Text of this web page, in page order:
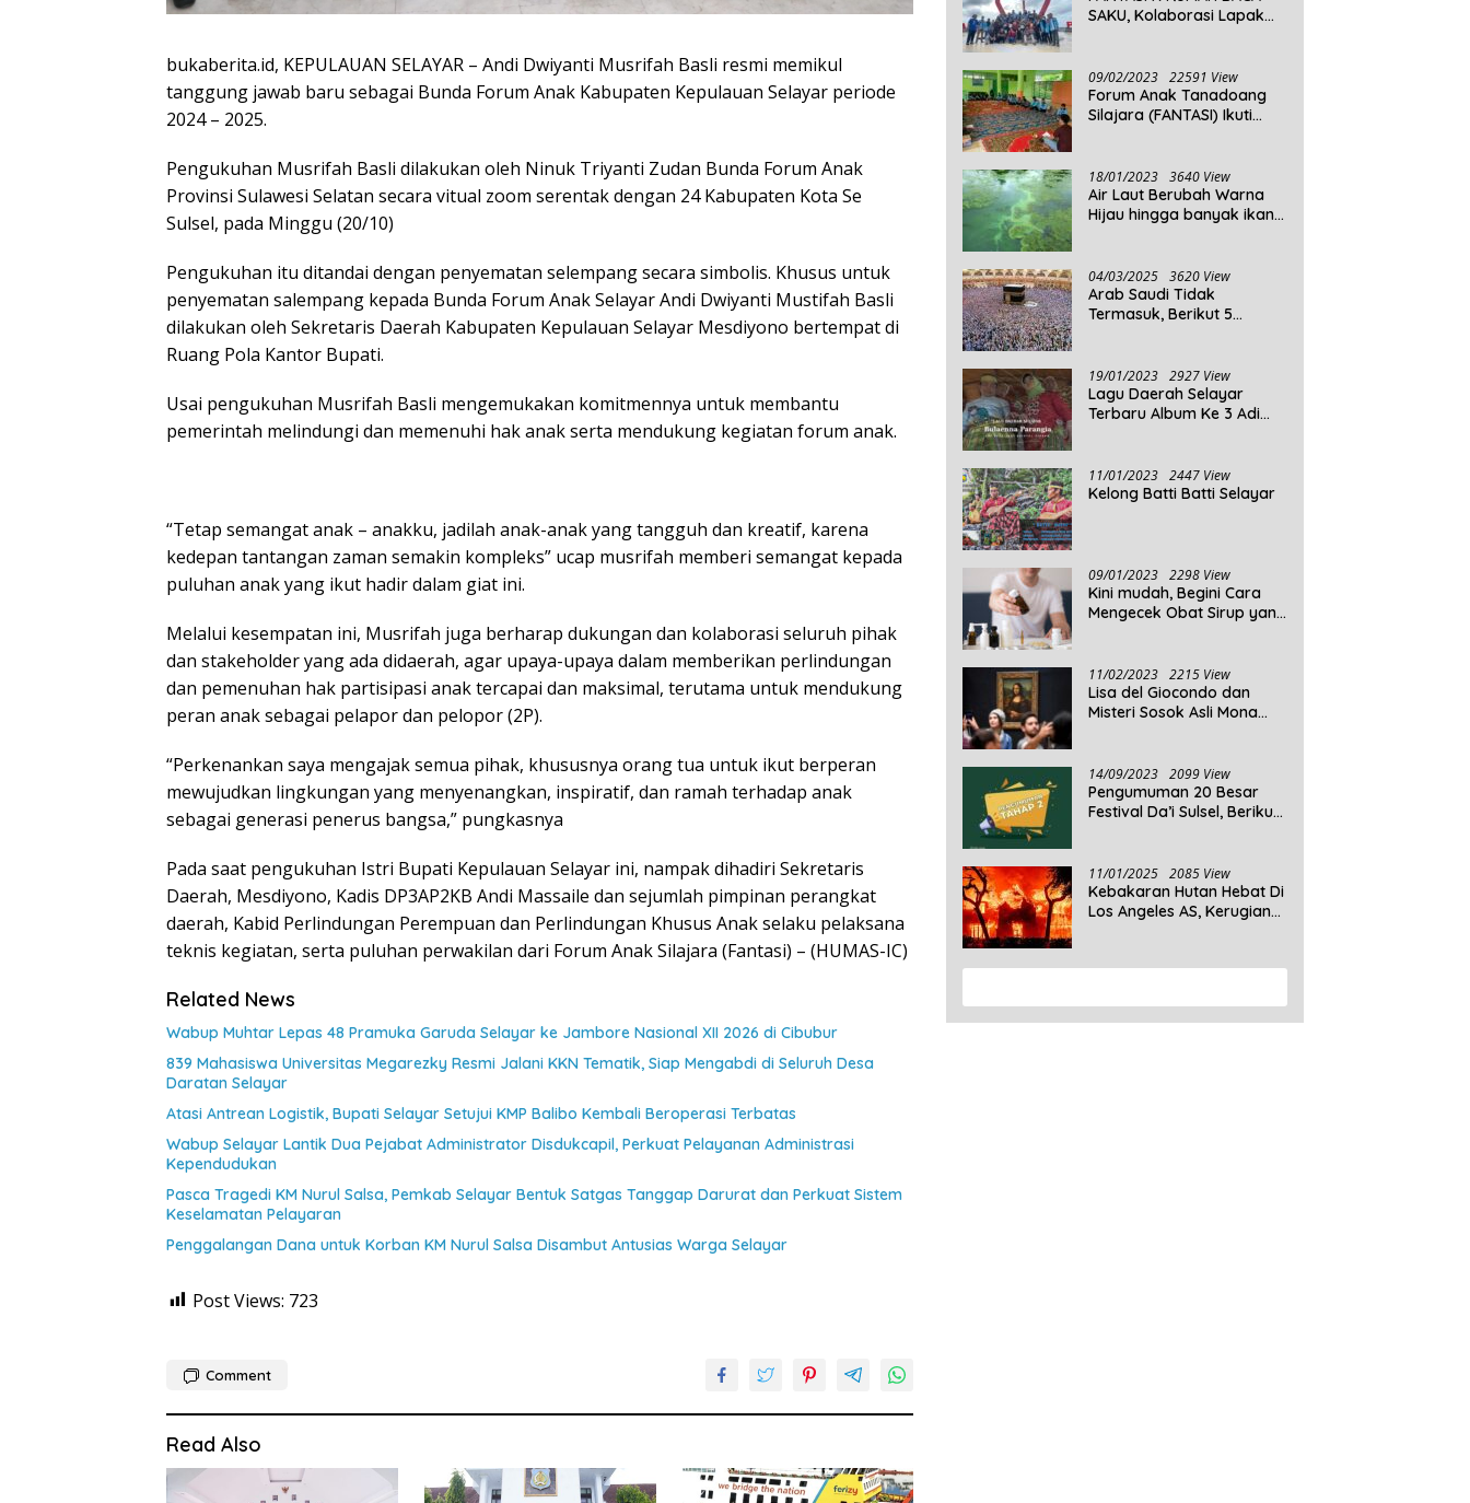
bukaberita.id, KEPULAUAN SELAYAR – Andi Dwiyanti Musrifah Basli resmi memikul
tanggung jawab baru sebagai Bunda Forum Anak Kabupaten Kepulauan Selayar periode
2024 – 2025.
Pengukuhan Musrifah Basli dilakukan oleh Ninuk Triyanti Zudan Bunda Forum Anak
Provinsi Sulawesi Selatan secara vitual zoom serentak dengan 24 Kabupaten Kota Se
Sulsel, pada Minggu (20/10)
Pengukuhan itu ditandai dengan penyematan selempang secara simbolis. Khusus untuk
penyematan salempang kepada Bunda Forum Anak Selayar Andi Dwiyanti Mustifah Basli
dilakukan oleh Sekretaris Daerah Kabupaten Kepulauan Selayar Mesdiyono bertempat di
Ruang Pola Kantor Bupati.
Usai pengukuhan Musrifah Basli mengemukakan komitmennya untuk membantu
pemerintah melindungi dan memenuhi hak anak serta mendukung kegiatan forum anak.
“Tetap semangat anak – anakku, jadilah anak-anak yang tangguh dan kreatif, karena
kedepan tantangan zaman semakin kompleks” ucap musrifah memberi semangat kepada
puluhan anak yang ikut hadir dalam giat ini.
Melalui kesempatan ini, Musrifah juga berharap dukungan dan kolaborasi seluruh pihak
dan stakeholder yang ada didaerah, agar upaya-upaya dalam memberikan perlindungan
dan pemenuhan hak partisipasi anak tercapai dan maksimal, terutama untuk mendukung
peran anak sebagai pelapor dan pelopor (2P).
“Perkenankan saya mengajak semua pihak, khususnya orang tua untuk ikut berperan
mewujudkan lingkungan yang menyenangkan, inspiratif, dan ramah terhadap anak
sebagai generasi penerus bangsa,” pungkasnya
Pada saat pengukuhan Istri Bupati Kepulauan Selayar ini, nampak dihadiri Sekretaris
Daerah, Mesdiyono, Kadis DP3AP2KB Andi Massaile dan sejumlah pimpinan perangkat
daerah, Kabid Perlindungan Perempuan dan Perlindungan Khusus Anak selaku pelaksana
teknis kegiatan, serta puluhan perwakilan dari Forum Anak Silajara (Fantasi) – (HUMAS-IC)
Related News
Wabup Muhtar Lepas 48 Pramuka Garuda Selayar ke Jambore Nasional XII 2026 di Cibubur
839 Mahasiswa Universitas Megarezky Resmi Jalani KKN Tematik, Siap Mengabdi di Seluruh Desa
Daratan Selayar
Atasi Antrean Logistik, Bupati Selayar Setujui KMP Balibo Kembali Beroperasi Terbatas
Wabup Selayar Lantik Dua Pejabat Administrator Disdukcapil, Perkuat Pelayanan Administrasi
Kependudukan
Pasca Tragedi KM Nurul Salsa, Pemkab Selayar Bentuk Satgas Tanggap Darurat dan Perkuat Sistem
Keselamatan Pelayaran
Penggalangan Dana untuk Korban KM Nurul Salsa Disambut Antusias Warga Selayar
Post Views: 723
Comment
Read Also
SAKU, Kolaborasi Lapak
09/02/2023 22591 View
Forum Anak Tanadoang
Silajara (FANTASI) Ikuti
18/01/2023 3640 View
Air Laut Berubah Warna
Hijau hingga banyak ikan
04/03/2025 3620 View
Arab Saudi Tidak
Termasuk, Berikut 5
Dunia Tahun 2025
19/01/2023 2927 View
Lagu Daerah Selayar
Terbaru Album Ke 3 Adi
11/01/2023 2447 View
Kelong Batti Batti Selayar
09/01/2023 2298 View
Kini mudah, Begini Cara
Mengecek Obat Sirup yang
Aman Untuk Dikonsumsi
11/02/2023 2215 View
Lisa del Giocondo dan
Misteri Sosok Asli Mona
14/09/2023 2099 View
Pengumuman 20 Besar
Festival Da’i Sulsel, Berikut
11/01/2025 2085 View
Kebakaran Hutan Hebat Di
Los Angeles AS, Kerugian